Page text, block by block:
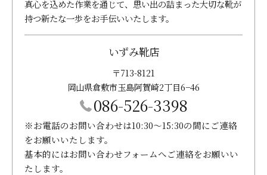
真心を込めた作業を通じて、思い出の詰まった大切な靴が
持つ新たな一歩をお手伝いいたします。
いずみ靴店
〒713-8121
岡山県倉敷市玉島阿賀崎2丁目6−46
086-526-3398
※お電話のお問い合わせは10:30～15:30の間にご連絡
をお願いいたします。
基本的にはお問い合わせフォームへご連絡をお願いい
たします。